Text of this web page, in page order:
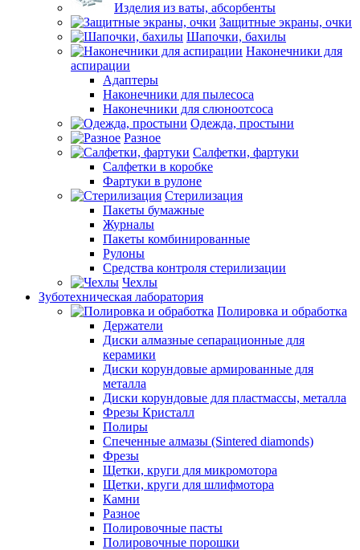
Изделия из ваты, абсорбенты
Защитные экраны, очки
Шапочки, бахилы
Наконечники для
аспирации
Адаптеры
Наконечники для пылесоса
Наконечники для слюноотсоса
Одежда, простыни
Разное
Салфетки, фартуки
Салфетки в коробке
Фартуки в рулоне
Стерилизация
Пакеты бумажные
Журналы
Пакеты комбинированные
Рулоны
Средства контроля стерилизации
Чехлы
Зуботехническая лаборатория
Полировка и обработка
Держатели
Диски алмазные сепарационные для
керамики
Диски корундовые армированные для
металла
Диски корундовые для пластмассы, металла
Фрезы Кристалл
Полиры
Спеченные алмазы (Sintered diamonds)
Фрезы
Щетки, круги для микромотора
Щетки, круги для шлифмотора
Камни
Разное
Полировочные пасты
Полировочные порошки